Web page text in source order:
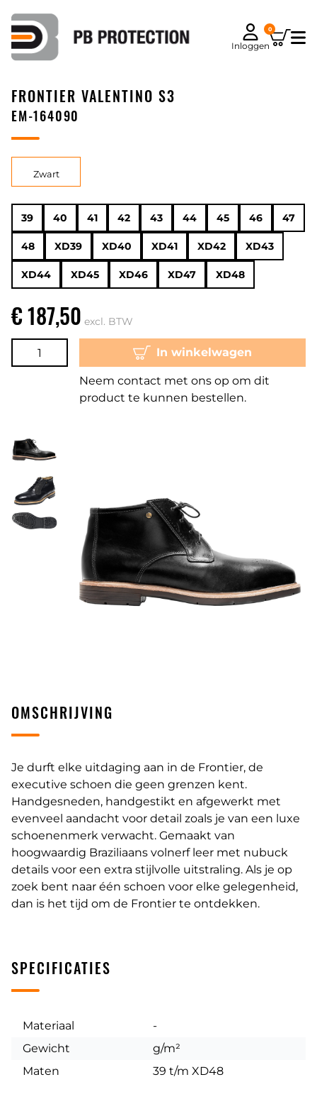
Inloggen
0
FRONTIER VALENTINO S3
EM-164090
Zwart
39 40 41 42 43 44 45 46 47
48 XD39 XD40 XD41 XD42 XD43
XD44 XD45 XD46 XD47 XD48
€ 187,50 excl. BTW
In winkelwagen
Neem contact met ons op om dit
product te kunnen bestellen.
OMSCHRIJVING
Je durft elke uitdaging aan in de Frontier, de
executive schoen die geen grenzen kent.
Handgesneden, handgestikt en afgewerkt met
evenveel aandacht voor detail zoals je van een luxe
schoenenmerk verwacht. Gemaakt van
hoogwaardig Braziliaans volnerf leer met nubuck
details voor een extra stijlvolle uitstraling. Als je op
zoek bent naar één schoen voor elke gelegenheid,
dan is het tijd om de Frontier te ontdekken.
SPECIFICATIES
Materiaal
-
Gewicht
g/m²
Maten
39 t/m XD48